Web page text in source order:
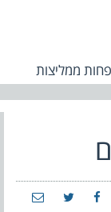
ממליצות